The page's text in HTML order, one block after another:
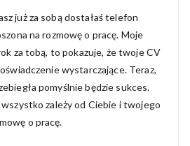
już za sobą dostałaś telefon
na rozmowę o pracę. Moje
za tobą, to pokazuje, że twoje CV
wystarczające. Teraz,
pomyślnie będzie sukces.
zależy od Ciebie i twojego
o pracę.